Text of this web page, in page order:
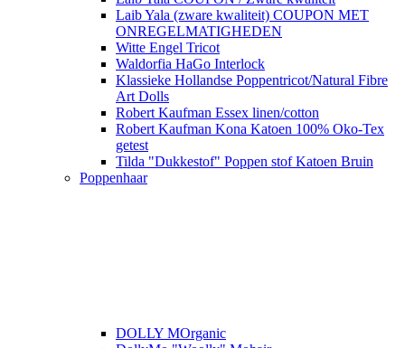
Laib Yala (zware kwaliteit) COUPON MET
ONREGELMATIGHEDEN
Witte Engel Tricot
Waldorfia HaGo Interlock
Klassieke Hollandse Poppentricot/Natural Fibre
Art Dolls
Robert Kaufman Essex linen/cotton
Robert Kaufman Kona Katoen 100% Oko-Tex
getest
Tilda "Dukkestof" Poppen stof Katoen Bruin
Poppenhaar
DOLLY MOrganic